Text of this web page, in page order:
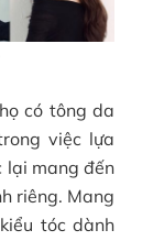
có tông da
việc lựa
lại mang đến
riêng. Mang
tóc dành